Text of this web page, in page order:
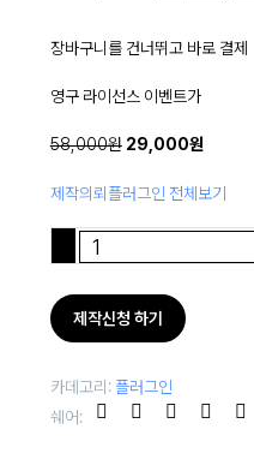
장바구니를 건너뛰고 바로 결제
영구 라이선스 이벤트가
58,000원 29,000원
제작의뢰 플러그인 전체보기
제작신청 하기
카데고리: 플러그인
쉐어: